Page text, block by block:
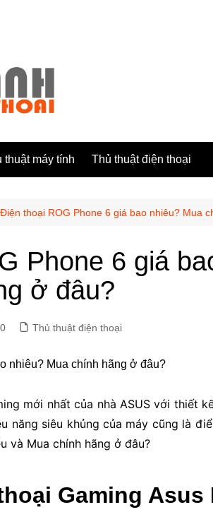
thuật máy tính Thủ thuật điện thoại
Điện thoại ROG Phone 6 giá bao nhiêu? Mua
Phone 6 giá
ở đâu?
0 Thủ thuật điện thoại
mới nhất của nhà ASUS với thiết
năng siêu khủng của máy cũng là
và Mua chính hãng ở đâu?
Gaming Asus